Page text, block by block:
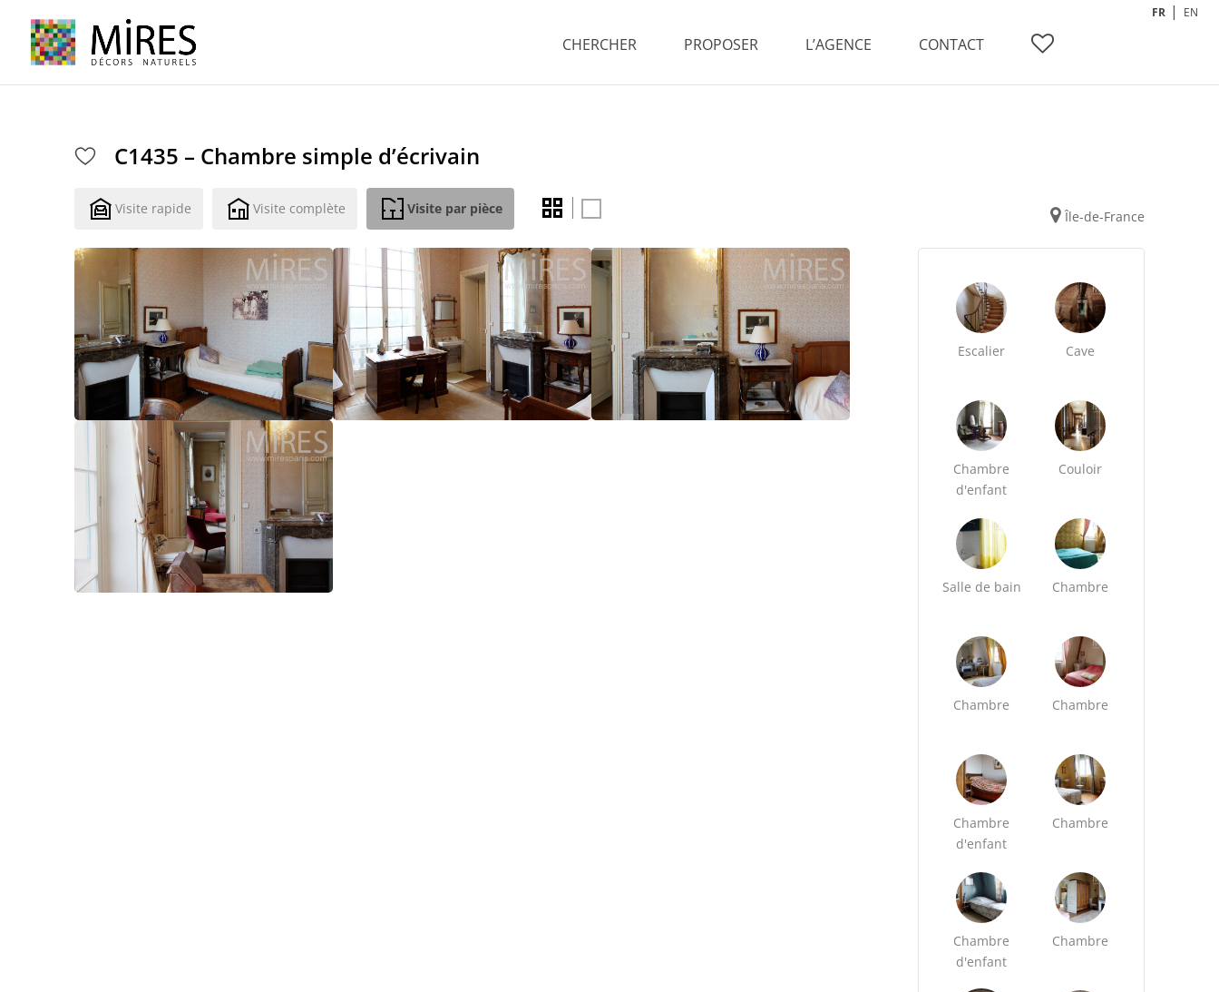
CHERCHER PROPOSER L’AGENCE CONTACT
FR EN
C1435 – Chambre simple d’écrivain
Visite rapide Visite complète Visite par pièce Île-de-France
Escalier Cave
Chambre
d'enfant
Couloir
Salle de bain Chambre
Chambre Chambre
Chambre
d'enfant
Chambre
Chambre
d'enfant
Chambre